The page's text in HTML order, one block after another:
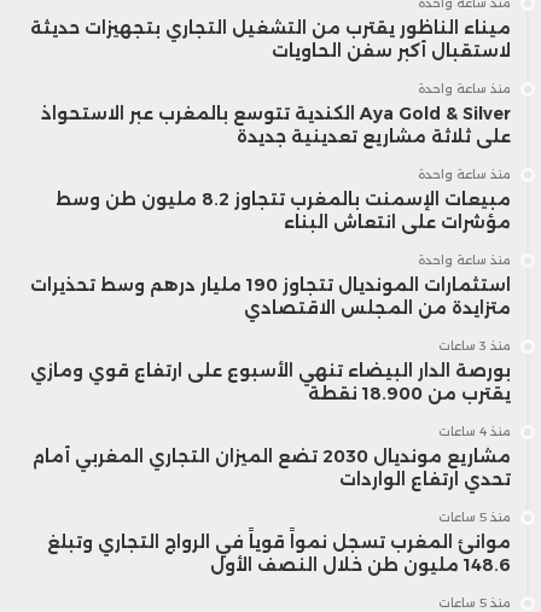
“هوندا
موتور”
(اليابان)
“هيونداي
موتور” (كوريا
الجنوبية)
منذ ساعة واحدة
ميناء الناظور يقترب من التشغيل التجاري بتجهيزات حديثة
لاستقبال أكبر سفن الحاويات
منذ ساعة واحدة
Aya Gold & Silver الكندية تتوسع بالمغرب عبر الاستحواذ
على ثلاثة مشاريع تعدينية جديدة
منذ ساعة واحدة
مبيعات الإسمنت بالمغرب تتجاوز 8.2 مليون طن وسط
مؤشرات على انتعاش البناء
منذ ساعة واحدة
استثمارات المونديال تتجاوز 190 مليار درهم وسط تحذيرات
متزايدة من المجلس الاقتصادي
منذ 3 ساعات
بورصة الدار البيضاء تنهي الأسبوع على ارتفاع قوي ومازي
يقترب من 18.900 نقطة
منذ 4 ساعات
مشاريع مونديال 2030 تضع الميزان التجاري المغربي أمام
تحدي ارتفاع الواردات
منذ 5 ساعات
موانئ المغرب تسجل نمواً قوياً في الرواج التجاري وتبلغ
148.6 مليون طن خلال النصف الأول
منذ 5 ساعات